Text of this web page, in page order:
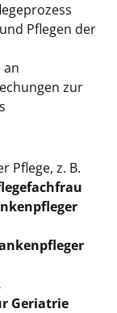
Pflegen der
an
zur
Pflege, z. B.
Geriatrie